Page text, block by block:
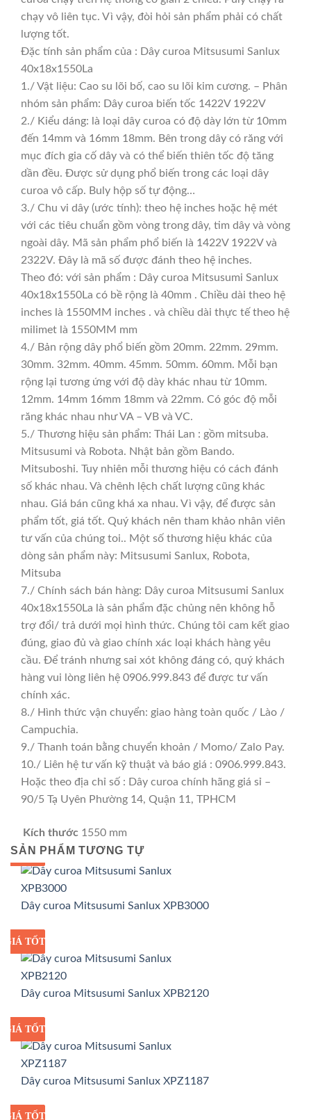
chạy vô liên tục. Vì vậy, đòi hỏi sản phẩm phải có chất
lượng tốt.
Đặc tính sản phẩm của : Dây curoa Mitsusumi Sanlux
40x18x1550La
1./ Vật liệu: Cao su lõi bố, cao su lõi kim cương. – Phân
nhóm sản phẩm: Dây curoa biến tốc 1422V 1922V
2./ Kiểu dáng: là loại dây curoa có độ dày lớn từ 10mm
đến 14mm và 16mm 18mm. Bên trong dây có răng với
mục đích gia cố dây và có thể biến thiên tốc độ tăng
dần đều. Được sử dụng phổ biến trong các loại dây
curoa vô cấp. Buly hộp số tự động…
3./ Chu vi dây (ước tính): theo hệ inches hoặc hệ mét
với các tiêu chuẩn gồm vòng trong dây, tim dây và vòng
ngoài dây. Mã sản phẩm phổ biến là 1422V 1922V và
2322V. Đây là mã số được đánh theo hệ inches.
Theo đó: với sản phẩm : Dây curoa Mitsusumi Sanlux
40x18x1550La có bề rộng là 40mm . Chiều dài theo hệ
inches là 1550MM inches . và chiều dài thực tế theo hệ
milimet là 1550MM mm
4./ Bản rộng dây phổ biến gồm 20mm. 22mm. 29mm.
30mm. 32mm. 40mm. 45mm. 50mm. 60mm. Mỗi bạn
rộng lại tương ứng với độ dày khác nhau từ 10mm.
12mm. 14mm 16mm 18mm và 22mm. Có góc độ mỗi
răng khác nhau như VA – VB và VC.
5./ Thương hiệu sản phẩm: Thái Lan : gồm mitsuba.
Mitsusumi và Robota. Nhật bản gồm Bando.
Mitsuboshi. Tuy nhiên mỗi thương hiệu có cách đánh
số khác nhau. Và chênh lệch chất lượng cũng khác
nhau. Giá bán cũng khá xa nhau. Vì vậy, để được sản
phẩm tốt, giá tốt. Quý khách nên tham khảo nhân viên
tư vấn của chúng toi.. Một số thương hiệu khác của
dòng sản phẩm này: Mitsusumi Sanlux, Robota,
Mitsuba
7./ Chính sách bán hàng: Dây curoa Mitsusumi Sanlux
40x18x1550La là sản phẩm đặc chủng nên không hỗ
trợ đổi/ trả dưới mọi hình thức. Chúng tôi cam kết giao
đúng, giao đủ và giao chính xác loại khách hàng yêu
cầu. Để tránh nhưng sai xót không đáng có, quý khách
hàng vui lòng liên hệ 0906.999.843 để được tư vấn
chính xác.
8./ Hình thức vận chuyển: giao hàng toàn quốc / Lào /
Campuchia.
9./ Thanh toán bằng chuyển khoản / Momo/ Zalo Pay.
10./ Liên hệ tư vấn kỹ thuật và báo giá : 0906.999.843.
Hoặc theo địa chỉ số : Dây curoa chính hãng giá sỉ –
90/5 Tạ Uyên Phường 14, Quận 11, TPHCM
Kích thước 1550 mm
SẢN PHẨM TƯƠNG TỰ
GIÁ SỈ
GIÁ TỐT
Dây curoa Mitsusumi Sanlux XPB3000
GIÁ SỈ
GIÁ TỐT
Dây curoa Mitsusumi Sanlux XPB2120
GIÁ SỈ
GIÁ TỐT
Dây curoa Mitsusumi Sanlux XPZ1187
GIÁ SỈ
GIÁ TỐT